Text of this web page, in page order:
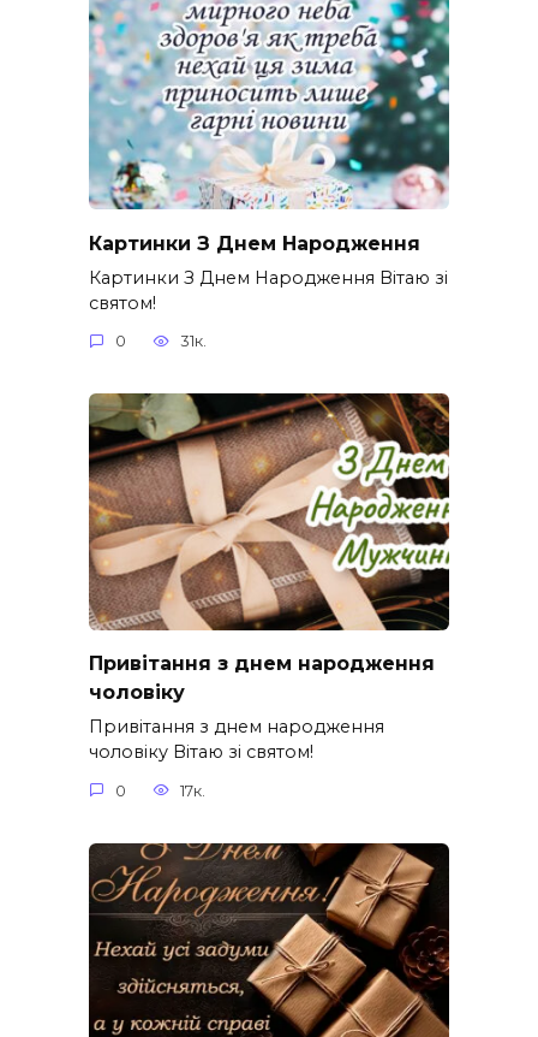
Картинки З Днем Народження
Картинки З Днем Народження Вітаю зі
святом!
0 31к.
Привітання з днем народження
чоловіку
Привітання з днем народження
чоловіку Вітаю зі святом!
0 17к.